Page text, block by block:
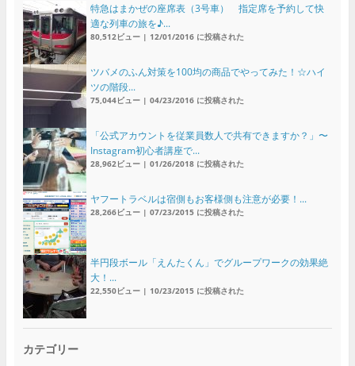
特急はまかぜの座席表（3号車） 指定席を予約して快
適な列車の旅を♪...
80,512ビュー| 12/01/2016 に投稿された
ツバメのふん対策を100均の商品でやってみた！☆ハイ
ツの階段...
75,044ビュー| 04/23/2016 に投稿された
「公式アカウントを従業員数人で共有できますか？」〜
Instagram初心者講座で...
28,962ビュー| 01/26/2018 に投稿された
ヤフートラベルは宿側もお客様側も注意が必要！...
28,266ビュー| 07/23/2015 に投稿された
半円段ボール「えんたくん」でグループワークの効果絶
大！...
22,550ビュー| 10/23/2015 に投稿された
カテゴリー